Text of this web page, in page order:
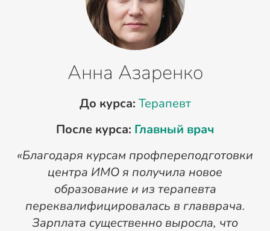
Анна Азаренко
До курса: Терапевт
После курса: Главный врач
«Благодаря курсам профпереподготовки
центра ИМО я получила новое
образование и из терапевта
переквалифицировалась в главврача.
Зарплата существенно выросла, что